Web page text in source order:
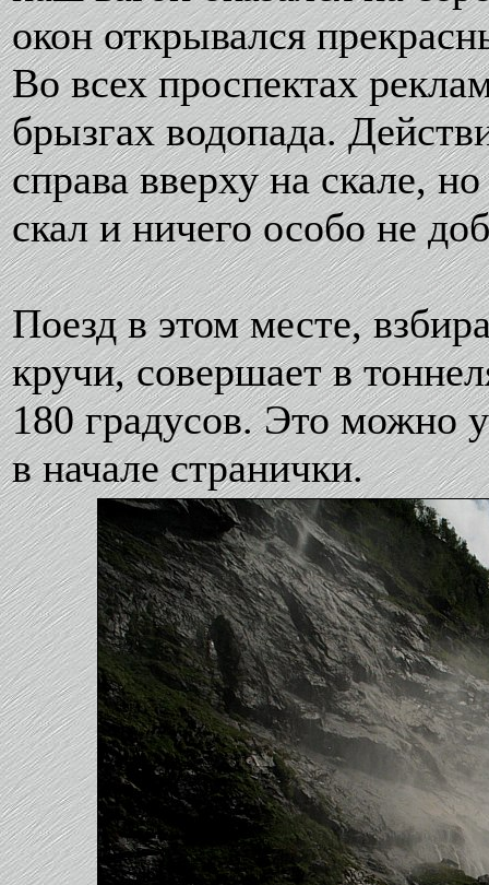
окон открывался
Во всех проспектах
брызгах водопада.
справа вверху на скале,
скал и ничего особо не
Поезд в этом месте,
кручи, совершает в
180 градусов. Это можно
в начале странички.